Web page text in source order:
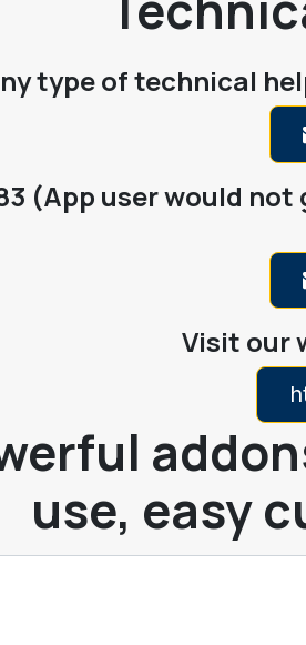
type of technical
(App user would
Visit our
use, easy